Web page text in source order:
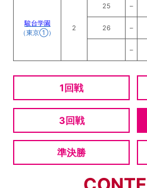
駿台学園
（東京①）
2
25 –
26 –
–
1回戦
3回戦
準決勝